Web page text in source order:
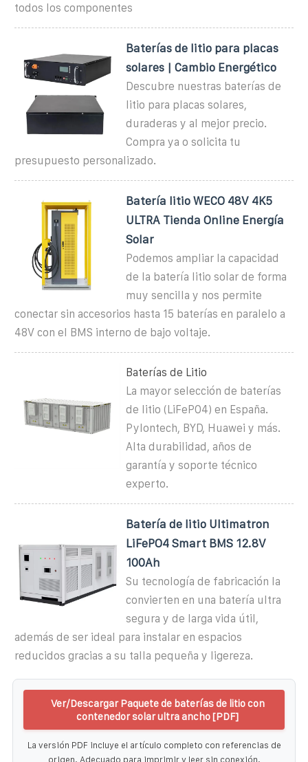
todos los componentes
Baterías de litio para placas
solares | Cambio Energético
Descubre nuestras baterías de
litio para placas solares,
duraderas y al mejor precio.
Compra ya o solicita tu
presupuesto personalizado.
Batería litio WECO 48V 4K5
ULTRA Tienda Online Energía
Solar
Podemos ampliar la capacidad
de la batería litio solar de forma
muy sencilla y nos permite
conectar sin accesorios hasta 15 baterías en paralelo a
48V con el BMS interno de bajo voltaje.
Baterías de Litio
La mayor selección de baterías
de litio (LiFePO4) en España.
Pylontech, BYD, Huawei y más.
Alta durabilidad, años de
garantía y soporte técnico
experto.
Batería de litio Ultimatron
LiFePO4 Smart BMS 12.8V
100Ah
Su tecnología de fabricación la
convierten en una batería ultra
segura y de larga vida útil,
además de ser ideal para instalar en espacios
reducidos gracias a su talla pequeña y ligereza.
Ver/Descargar Paquete de baterías de litio con
contenedor solar ultra ancho [PDF]
La versión PDF incluye el artículo completo con referencias de
origen. Adecuado para imprimir y leer sin conexión.